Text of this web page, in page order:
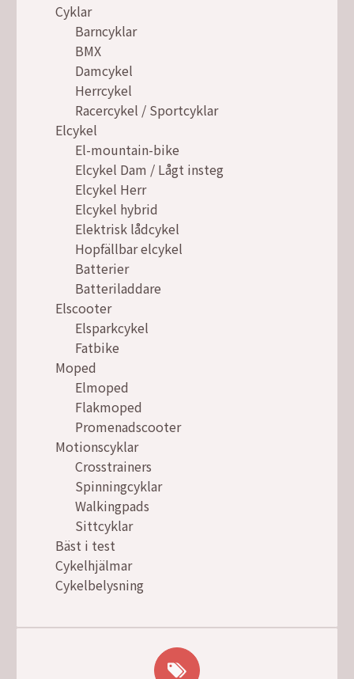
Cyklar
Barncyklar
BMX
Damcykel
Herrcykel
Racercykel / Sportcyklar
Elcykel
El-mountain-bike
Elcykel Dam / Lågt insteg
Elcykel Herr
Elcykel hybrid
Elektrisk lådcykel
Hopfällbar elcykel
Batterier
Batteriladdare
Elscooter
Elsparkcykel
Fatbike
Moped
Elmoped
Flakmoped
Promenadscooter
Motionscyklar
Crosstrainers
Spinningcyklar
Walkingpads
Sittcyklar
Bäst i test
Cykelhjälmar
Cykelbelysning